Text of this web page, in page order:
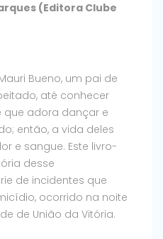
(Editora Clube
Bueno, um pai de
até conhecer
que adora dançar e
então, a vida deles
e sangue. Este livro-
desse
de incidentes que
ocorrido na noite
de União da Vitória.